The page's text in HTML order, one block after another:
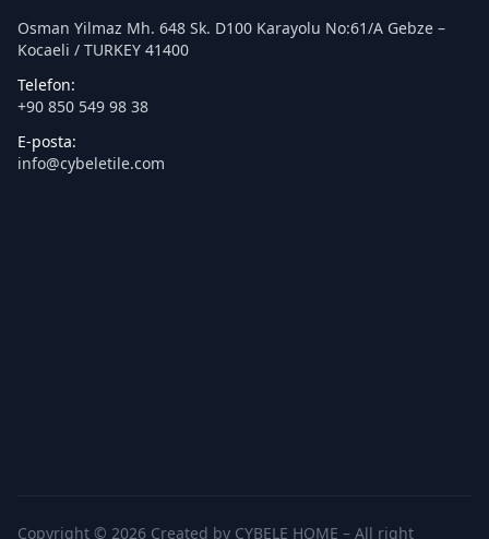
Osman Yilmaz Mh. 648 Sk. D100 Karayolu No:61/A Gebze –
Kocaeli / TURKEY 41400
Telefon:
+90 850 549 98 38
E-posta:
info@cybeletile.com
Copyright © 2026 Created by CYBELE HOME – All right